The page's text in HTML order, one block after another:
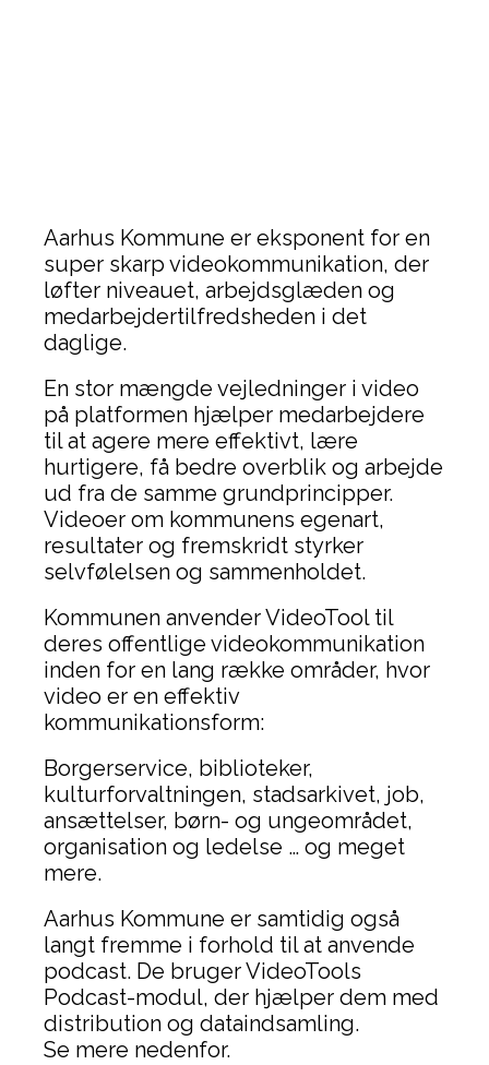
Aarhus Kommune er eksponent for en
super skarp videokommunikation, der
løfter niveauet, arbejdsglæden og
medarbejdertilfredsheden i det
daglige.
En stor mængde vejledninger i video
på platformen hjælper medarbejdere
til at agere mere effektivt, lære
hurtigere, få bedre overblik og arbejde
ud fra de samme grundprincipper.
Videoer om kommunens egenart,
resultater og fremskridt styrker
selvfølelsen og sammenholdet.
Kommunen anvender VideoTool til
deres offentlige videokommunikation
inden for en lang række områder, hvor
video er en effektiv
kommunikationsform:
Borgerservice, biblioteker,
kulturforvaltningen, stadsarkivet, job,
ansættelser, børn- og ungeområdet,
organisation og ledelse … og meget
mere.
Aarhus Kommune er samtidig også
langt fremme i forhold til at anvende
podcast. De bruger VideoTools
Podcast-modul, der hjælper dem med
distribution og dataindsamling.
Se mere nedenfor.